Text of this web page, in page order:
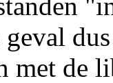
geval
met de